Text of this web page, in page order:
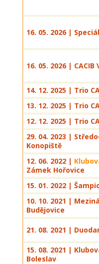
16. 05. 2026 |
16. 05. 2026 |
14. 12. 2025 | Trio
13. 12. 2025 | Trio
12. 12. 2025 | Trio
29. 04. 2023 |
Konopiště
12. 06. 2022 |
Zámek Hořovice
15. 01. 2022 |
10. 10. 2021 |
Budějovice
21. 08. 2021 |
15. 08. 2021 |
Boleslav